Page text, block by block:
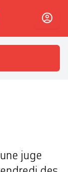
autrement
juge